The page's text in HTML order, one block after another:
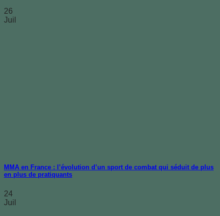
26
Juil
MMA en France : l’évolution d’un sport de combat qui séduit de plus
en plus de pratiquants
24
Juil